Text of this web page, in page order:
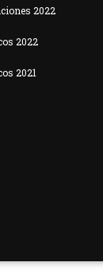
2022
2022
2021